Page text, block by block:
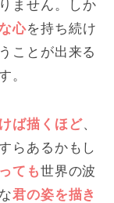
ません。しか
心を持ち続け
ことが出来る
。
ば描くほど、
らあるかもし
ても世界の波
君の姿を描き